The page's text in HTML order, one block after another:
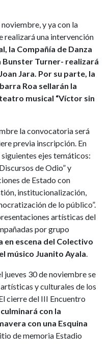
y ya con la
realizará una intervención
la Compañía de Danza
Turner- realizará
Jara. Por su parte, la
Roa sellarán la
musical “Víctor sin
la convocatoria será
previa inscripción. En
ejes temáticos:
de Odio” y
de Estado con
institucionalización,
de lo público”.
artísticas del
por grupo
en escena del Colectivo
músico Juanito Ayala
jueves 30 de noviembre se
y culturales de los
cierre del III Encuentro
culminará con la
con una Esquina
de memoria Estadio